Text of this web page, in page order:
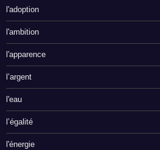
l'adoption
l'ambition
l'apparence
l’argent
l'eau
l’égalité
l'énergie